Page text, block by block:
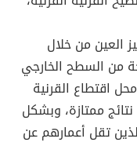
العين من خلال
من السطح الخارجي
اقتطاع القرنية
ممتازة، وبشكل
تقل أعمارهم عن